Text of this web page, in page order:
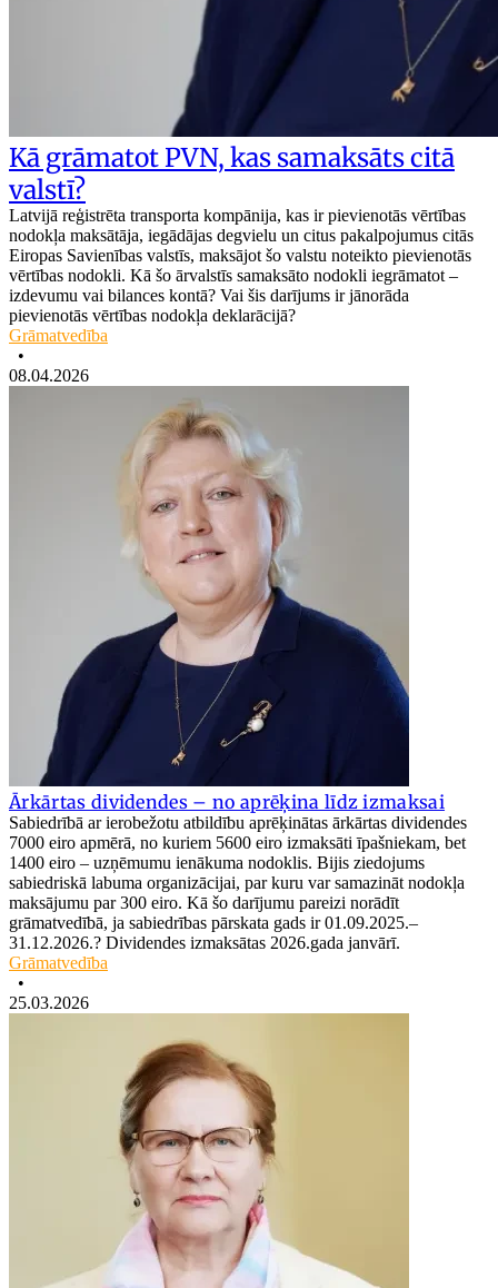
Kā grāmatot PVN, kas samaksāts citā
valstī?
Latvijā reģistrēta transporta kompānija, kas ir pievienotās vērtības
nodokļa maksātāja, iegādājas degvielu un citus pakalpojumus citās
Eiropas Savienības valstīs, maksājot šo valstu noteikto pievienotās
vērtības nodokli. Kā šo ārvalstīs samaksāto nodokli iegrāmatot –
izdevumu vai bilances kontā? Vai šis darījums ir jānorāda
pievienotās vērtības nodokļa deklarācijā?
Grāmatvedība
•
08.04.2026
Ārkārtas dividendes – no aprēķina līdz izmaksai
Sabiedrībā ar ierobežotu atbildību aprēķinātas ārkārtas dividendes
7000 eiro apmērā, no kuriem 5600 eiro izmaksāti īpašniekam, bet
1400 eiro – uzņēmumu ienākuma nodoklis. Bijis ziedojums
sabiedriskā labuma organizācijai, par kuru var samazināt nodokļa
maksājumu par 300 eiro. Kā šo darījumu pareizi norādīt
grāmatvedībā, ja sabiedrības pārskata gads ir 01.09.2025.–
31.12.2026.? Dividendes izmaksātas 2026.gada janvārī.
Grāmatvedība
•
25.03.2026